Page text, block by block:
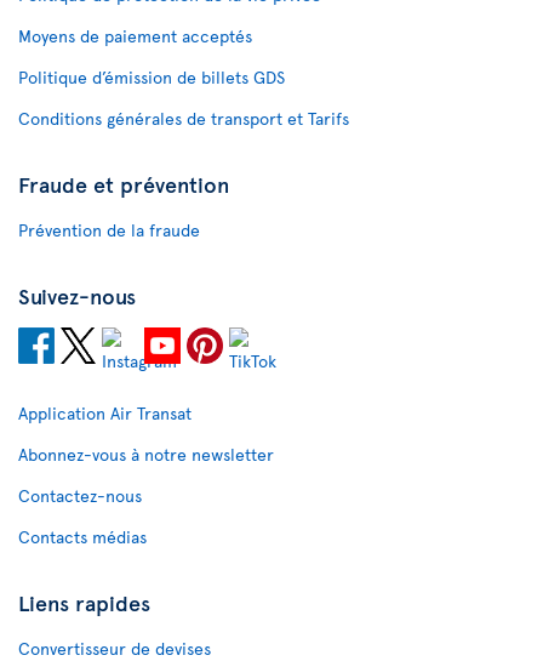
Moyens de paiement acceptés
Politique d’émission de billets GDS
Conditions générales de transport et Tarifs
Fraude et prévention
Prévention de la fraude
Suivez-nous
Application Air Transat
Abonnez-vous à notre newsletter
Contactez-nous
Contacts médias
Liens rapides
Convertisseur de devises